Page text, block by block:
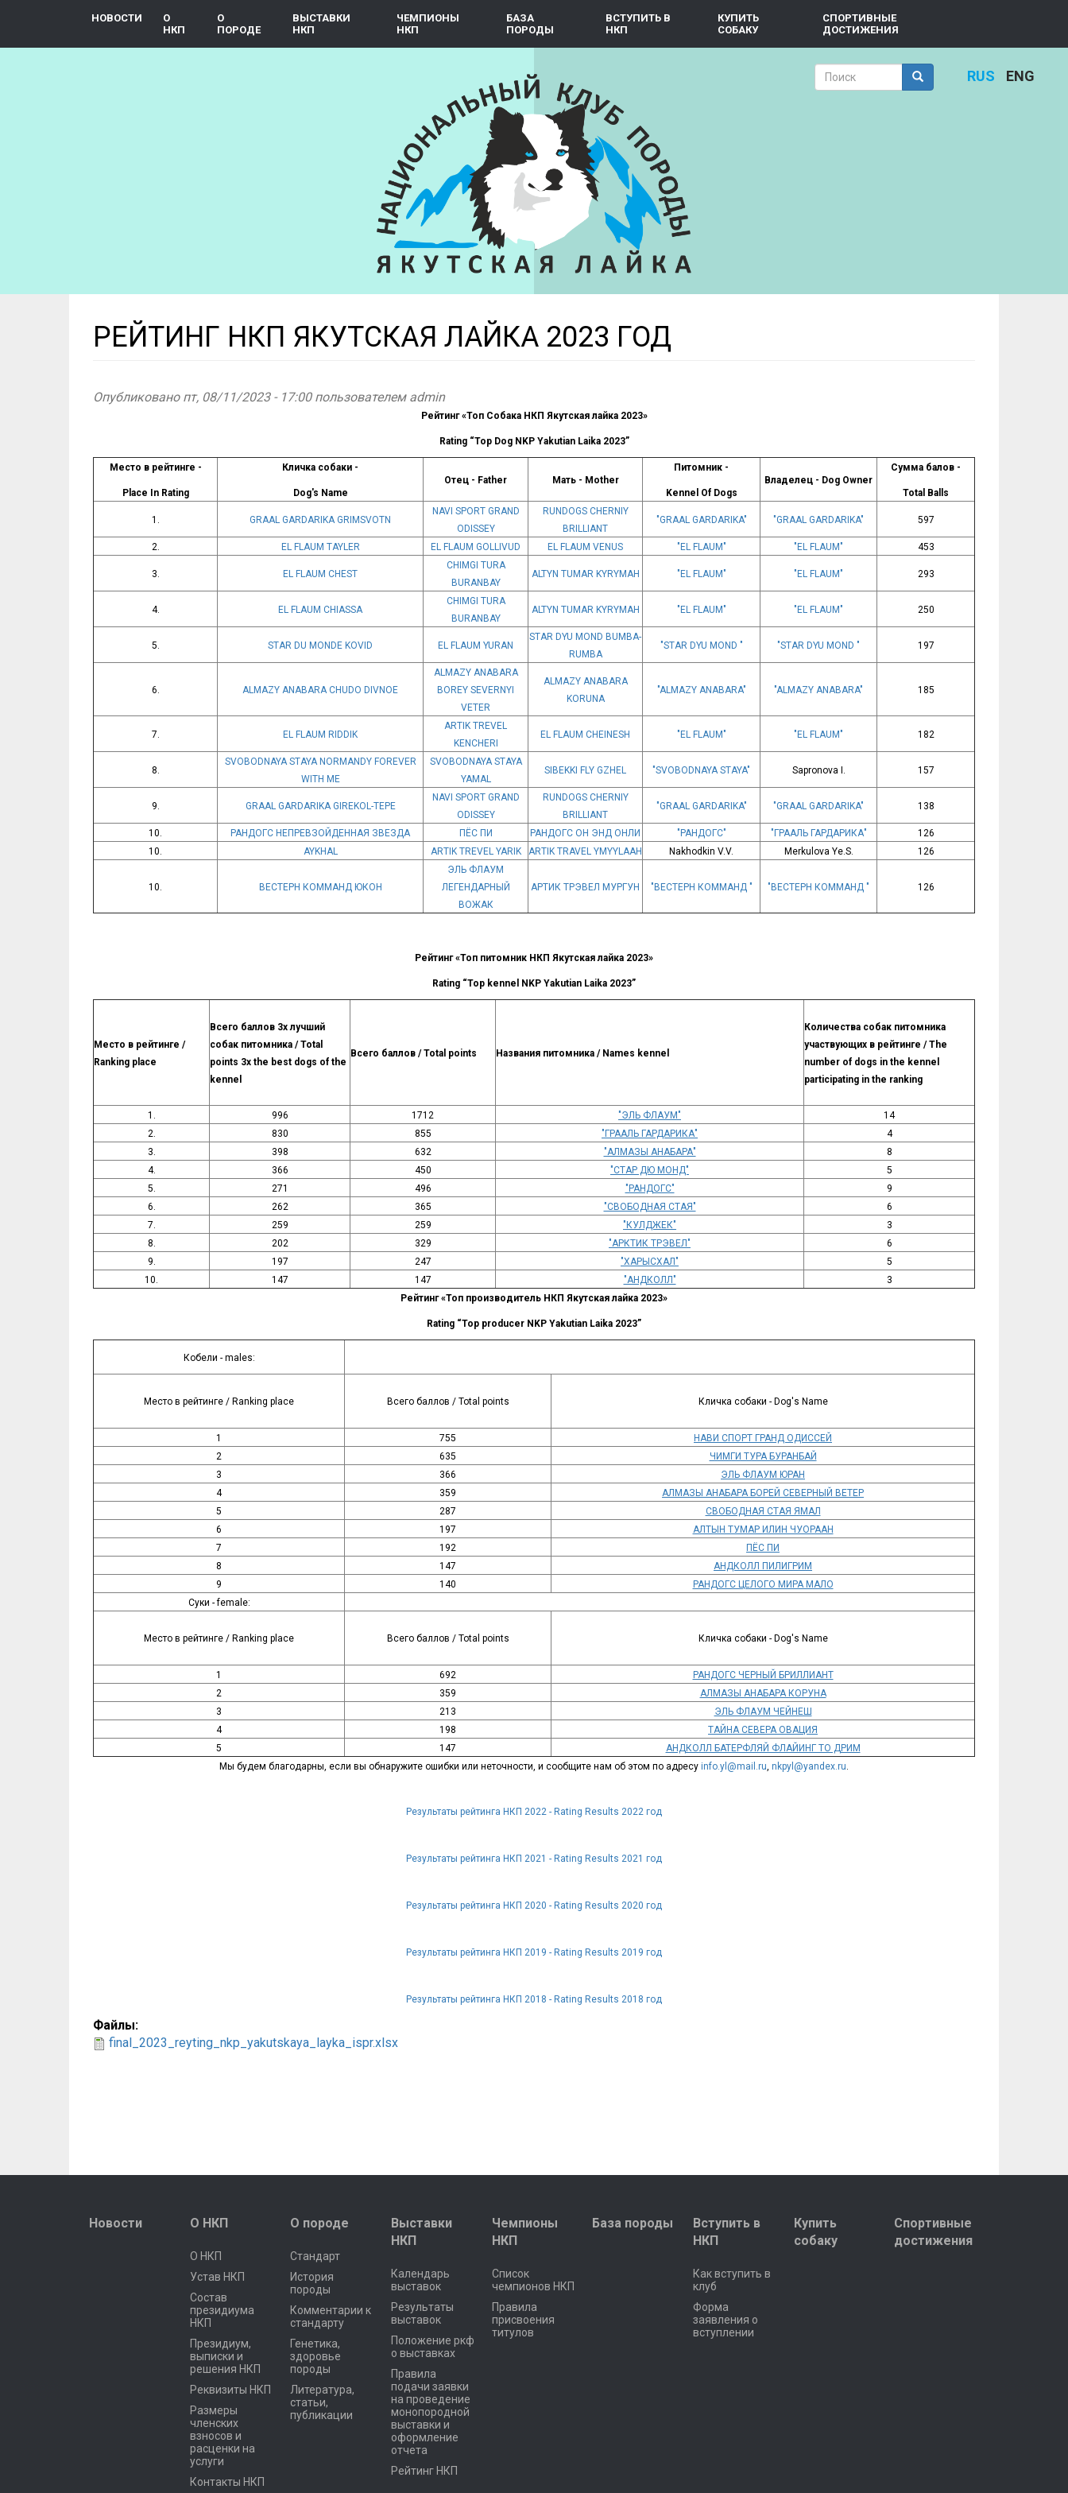
НОВОСТИ
О
НКП
О
ПОРОДЕ
ВЫСТАВКИ
НКП
ЧЕМПИОНЫ
НКП
БАЗА
ПОРОДЫ
ВСТУПИТЬ В
НКП
КУПИТЬ
СОБАКУ
СПОРТИВНЫЕ
ДОСТИЖЕНИЯ
Форма
RUS ENG
РЕЙТИНГ НКП ЯКУТСКАЯ ЛАЙКА 2023 ГОД
Опубликовано пт, 08/11/2023 - 17:00 пользователем admin
Рейтинг «Топ Собака НКП Якутская лайка 2023»
Rating “Top Dog NKP Yakutian Laika 2023”
Место в рейтинге -
Place In Rating
Кличка собаки -
Dog's Name
Отец - Father Мать - Mother
Питомник -
Kennel Of Dogs
Владелец - Dog Owner
Сумма балов -
Total Balls
1. GRAAL GARDARIKA GRIMSVOTN
NAVI SPORT GRAND
ODISSEY
RUNDOGS CHERNIY
BRILLIANT
"GRAAL GARDARIKA" "GRAAL GARDARIKA" 597
2. EL FLAUM TAYLER EL FLAUM GOLLIVUD EL FLAUM VENUS "EL FLAUM" "EL FLAUM" 453
3. EL FLAUM CHEST
CHIMGI TURA
BURANBAY
ALTYN TUMAR KYRYMAH "EL FLAUM" "EL FLAUM" 293
4. EL FLAUM CHIASSA
CHIMGI TURA
BURANBAY
ALTYN TUMAR KYRYMAH "EL FLAUM" "EL FLAUM" 250
5. STAR DU MONDE KOVID EL FLAUM YURAN
STAR DYU MOND BUMBA-
RUMBA
"STAR DYU MOND " "STAR DYU MOND " 197
6. ALMAZY ANABARA CHUDO DIVNOE
ALMAZY ANABARA
BOREY SEVERNYI
VETER
ALMAZY ANABARA
KORUNA
"ALMAZY ANABARA" "ALMAZY ANABARA" 185
7. EL FLAUM RIDDIK
ARTIK TREVEL
KENCHERI
EL FLAUM CHEINESH "EL FLAUM" "EL FLAUM" 182
8.
SVOBODNAYA STAYA NORMANDY FOREVER
WITH ME
SVOBODNAYA STAYA
YAMAL
SIBEKKI FLY GZHEL "SVOBODNAYA STAYA" Sapronova I. 157
9. GRAAL GARDARIKA GIREKOL-TEPE
NAVI SPORT GRAND
ODISSEY
RUNDOGS CHERNIY
BRILLIANT
"GRAAL GARDARIKA" "GRAAL GARDARIKA" 138
10. РАНДОГС НЕПРЕВЗОЙДЕННАЯ ЗВЕЗДА ПЁС ПИ РАНДОГС ОН ЭНД ОНЛИ "РАНДОГС" "ГРААЛЬ ГАРДАРИКА"
126
10.
AYKHAL ARTIK TREVEL YARIK ARTIK TRAVEL YMYYLAAH Nakhodkin V.V. Merkulova Ye.S. 126
10. ВЕСТЕРН КОММАНД ЮКОН
ЭЛЬ ФЛАУМ
ЛЕГЕНДАРНЫЙ
ВОЖАК
АРТИК ТРЭВЕЛ МУРГУН "ВЕСТЕРН КОММАНД " "ВЕСТЕРН КОММАНД " 126
Рейтинг «Топ питомник НКП Якутская лайка 2023»
Rating “Top kennel NKP Yakutian Laika 2023”
Место в рейтинге /
Ranking place
Всего баллов 3х лучший
собак питомника / Total
points 3x the best dogs of the
kennel
Всего баллов / Total points Названия питомника / Names kennel
Количества собак питомника
участвующих в рейтинге / The
number of dogs in the kennel
participating in the ranking
1. 996 1712 "ЭЛЬ ФЛАУМ"
14
2.
830 855 "ГРААЛЬ ГАРДАРИКА"
4
3.
398 632 "АЛМАЗЫ АНАБАРА"
8
4.
366 450 "СТАР ДЮ МОНД"
5
5.
271 496 "РАНДОГС"
9
6.
262 365 "СВОБОДНАЯ СТАЯ"
6
7.
259 259 "КУЛДЖЕК"
3
8.
202 329 "АРКТИК ТРЭВЕЛ"
6
9.
197 247 "ХАРЫСХАЛ"
5
10.
147 147 "АНДКОЛЛ"
3
Рейтинг «Топ производитель НКП Якутская лайка 2023»
Rating “Top producer NKP Yakutian Laika 2023”
Кобели - males:
Место в рейтинге / Ranking place Всего баллов / Total points Кличка собаки - Dog's Name
1 755
НАВИ СПОРТ ГРАНД ОДИССЕЙ
2
635
ЧИМГИ ТУРА БУРАНБАЙ
3
366
ЭЛЬ ФЛАУМ ЮРАН
4
359
АЛМАЗЫ АНАБАРА БОРЕЙ СЕВЕРНЫЙ ВЕТЕР
5
287
СВОБОДНАЯ СТАЯ ЯМАЛ
6
197
АЛТЫН ТУМАР ИЛИН ЧУОРААН
7
192
ПЁС ПИ
8
147
АНДКОЛЛ ПИЛИГРИМ
9
140
РАНДОГС ЦЕЛОГО МИРА МАЛО
Суки - female:
Место в рейтинге / Ranking place Всего баллов / Total points Кличка собаки - Dog's Name
1 692
РАНДОГС ЧЕРНЫЙ БРИЛЛИАНТ
2
359
АЛМАЗЫ АНАБАРА КОРУНА
3
213
ЭЛЬ ФЛАУМ ЧЕЙНЕШ
4
198
ТАЙНА СЕВЕРА ОВАЦИЯ
5
147
АНДКОЛЛ БАТЕРФЛЯЙ ФЛАЙИНГ ТО ДРИМ
Мы будем благодарны, если вы обнаружите ошибки или неточности, и сообщите нам об этом по адресу info.yl@mail.ru, nkpyl@yandex.ru.
Результаты рейтинга НКП 2022 - Rating Results 2022 год
Результаты рейтинга НКП 2021 - Rating Results 2021 год
Результаты рейтинга НКП 2020 - Rating Results 2020 год
Результаты рейтинга НКП 2019 - Rating Results 2019 год
Результаты рейтинга НКП 2018 - Rating Results 2018 год
Файлы:
final_2023_reyting_nkp_yakutskaya_layka_ispr.xlsx
Новости О НКП
О НКП
Устав НКП
Состав
президиума
НКП
Президиум,
выписки и
решения НКП
Реквизиты НКП
Размеры
членских
взносов и
расценки на
услуги
Контакты НКП
О породе
Стандарт
История
породы
Комментарии к
стандарту
Генетика,
здоровье
породы
Литература,
статьи,
публикации
Выставки
НКП
Календарь
выставок
Результаты
выставок
Положение ркф
о выставках
Правила
подачи заявки
на проведение
монопородной
выставки и
оформление
отчета
Рейтинг НКП
Чемпионы
НКП
Список
чемпионов НКП
Правила
присвоения
титулов
База породы
Вступить в
НКП
Как вступить в
клуб
Форма
заявления о
вступлении
Купить
собаку
Спортивные
достижения